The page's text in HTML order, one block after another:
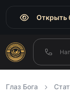
Открыть
Глаз Бога